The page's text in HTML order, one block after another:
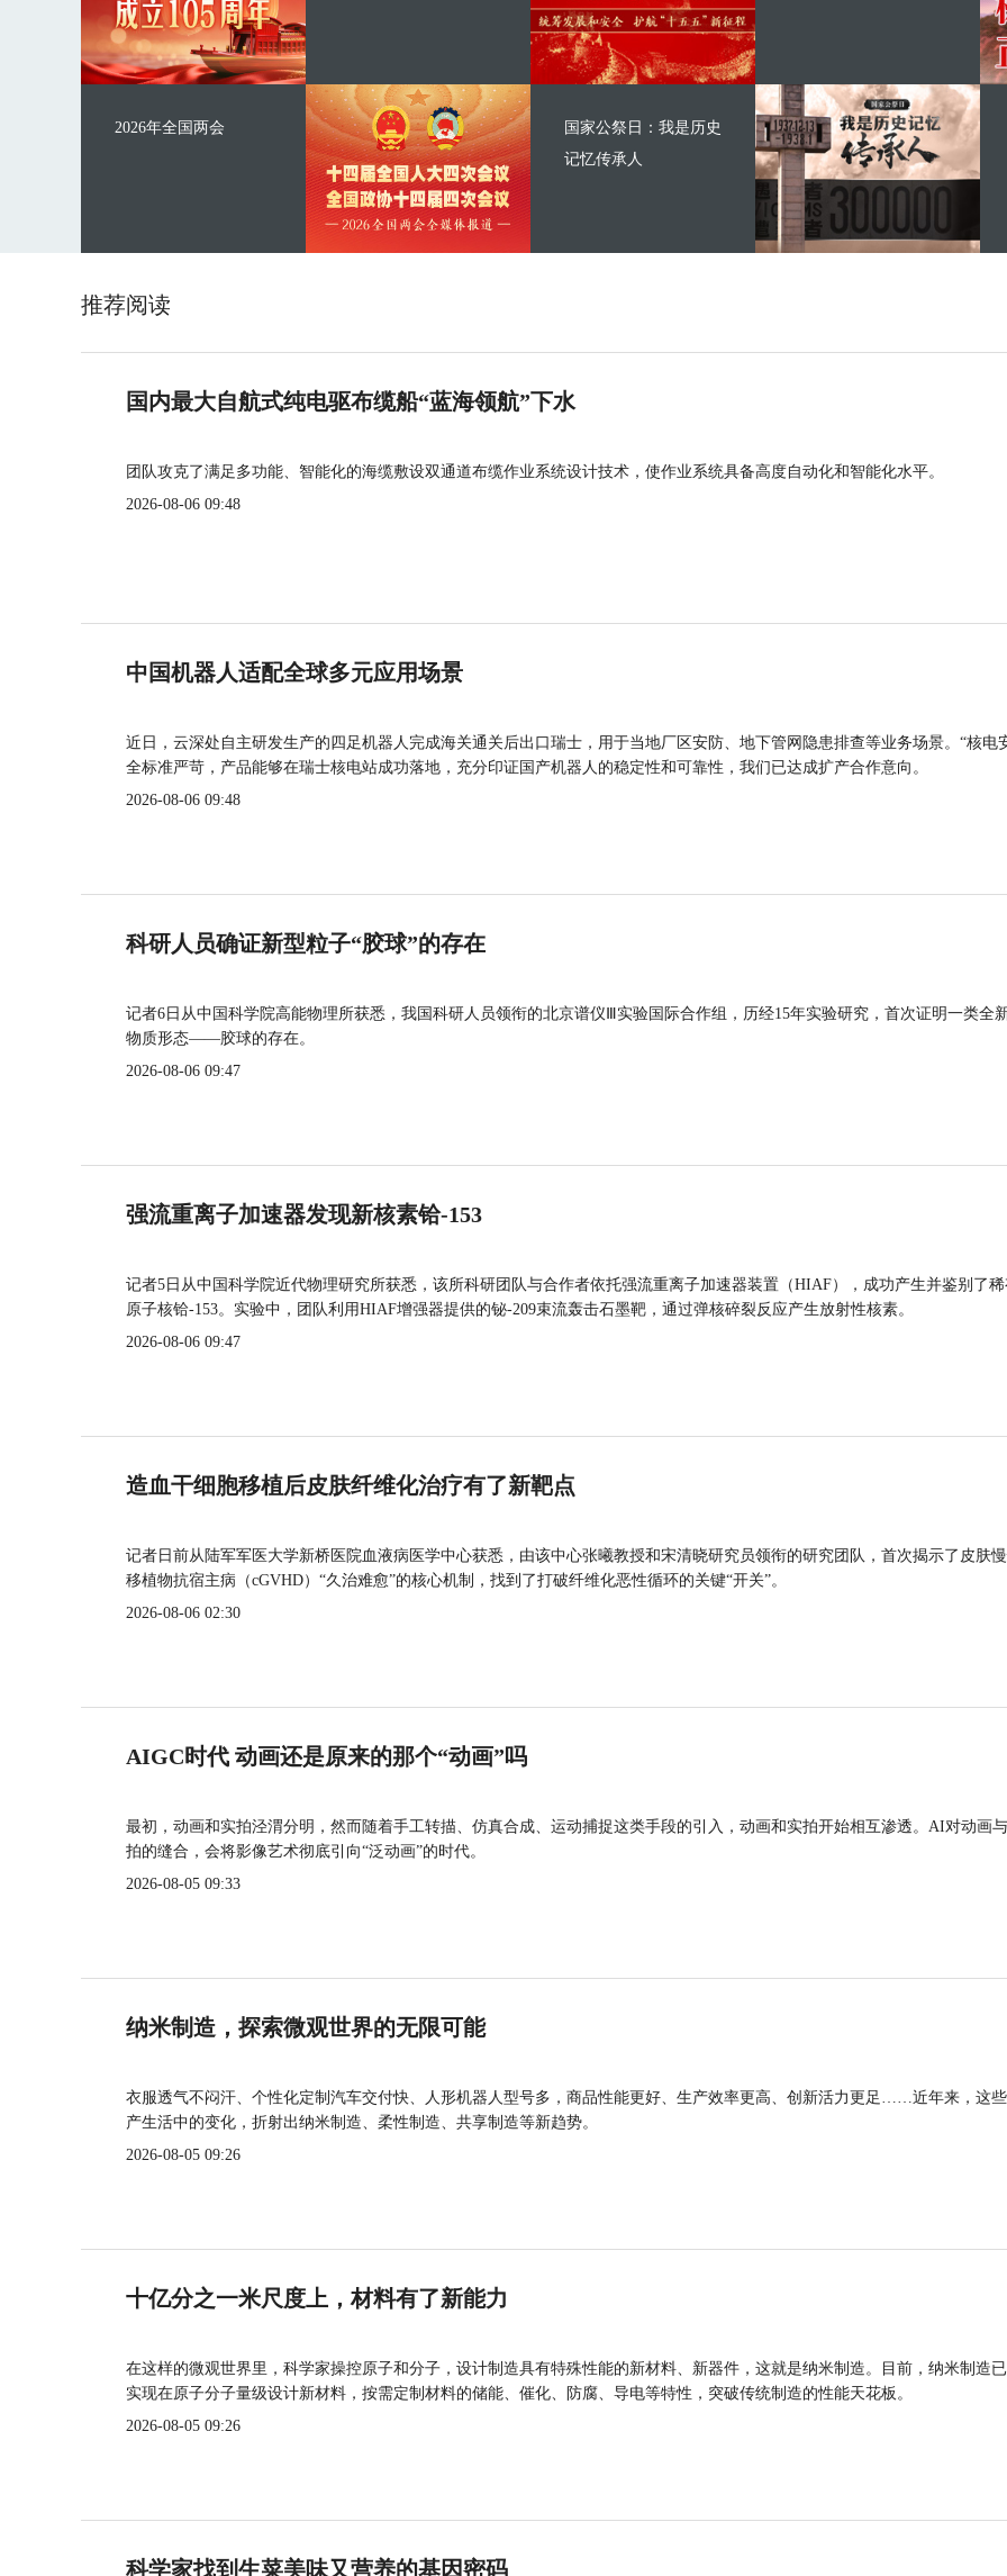
2026年全国两会
国家公祭日：我是历史
记忆传承人
推荐阅读
国内最大自航式纯电驱布缆船“蓝海领航”下水
团队攻克了满足多功能、智能化的海缆敷设双通道布缆作业系统设计技术，使作业系统具备高度自动化和智能化水平。
2026-08-06 09:48
中国机器人适配全球多元应用场景
近日，云深处自主研发生产的四足机器人完成海关通关后出口瑞士，用于当地厂区安防、地下管网隐患排查等业务场景。“核电
全标准严苛，产品能够在瑞士核电站成功落地，充分印证国产机器人的稳定性和可靠性，我们已达成扩产合作意向。
2026-08-06 09:48
科研人员确证新型粒子“胶球”的存在
记者6日从中国科学院高能物理所获悉，我国科研人员领衔的北京谱仪Ⅲ实验国际合作组，历经15年实验研究，首次证明一类全
物质形态——胶球的存在。
2026-08-06 09:47
强流重离子加速器发现新核素铪-153
记者5日从中国科学院近代物理研究所获悉，该所科研团队与合作者依托强流重离子加速器装置（HIAF），成功产生并鉴别了
原子核铪-153。实验中，团队利用HIAF增强器提供的铋-209束流轰击石墨靶，通过弹核碎裂反应产生放射性核素。
2026-08-06 09:47
造血干细胞移植后皮肤纤维化治疗有了新靶点
记者日前从陆军军医大学新桥医院血液病医学中心获悉，由该中心张曦教授和宋清晓研究员领衔的研究团队，首次揭示了皮肤
移植物抗宿主病（cGVHD）“久治难愈”的核心机制，找到了打破纤维化恶性循环的关键“开关”。
2026-08-06 02:30
AIGC时代 动画还是原来的那个“动画”吗
最初，动画和实拍泾渭分明，然而随着手工转描、仿真合成、运动捕捉这类手段的引入，动画和实拍开始相互渗透。AI对动画
拍的缝合，会将影像艺术彻底引向“泛动画”的时代。
2026-08-05 09:33
纳米制造，探索微观世界的无限可能
衣服透气不闷汗、个性化定制汽车交付快、人形机器人型号多，商品性能更好、生产效率更高、创新活力更足……近年来，这
产生活中的变化，折射出纳米制造、柔性制造、共享制造等新趋势。
2026-08-05 09:26
十亿分之一米尺度上，材料有了新能力
在这样的微观世界里，科学家操控原子和分子，设计制造具有特殊性能的新材料、新器件，这就是纳米制造。目前，纳米制造
实现在原子分子量级设计新材料，按需定制材料的储能、催化、防腐、导电等特性，突破传统制造的性能天花板。
2026-08-05 09:26
科学家找到生菜美味又营养的基因密码